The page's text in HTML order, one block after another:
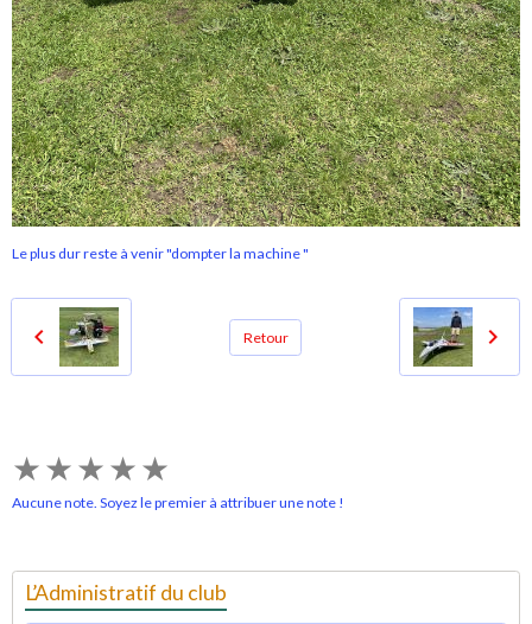
Le plus dur reste à venir "dompter la machine "
Retour
★★★★★
Aucune note. Soyez le premier à attribuer une note !
L’Administratif du club